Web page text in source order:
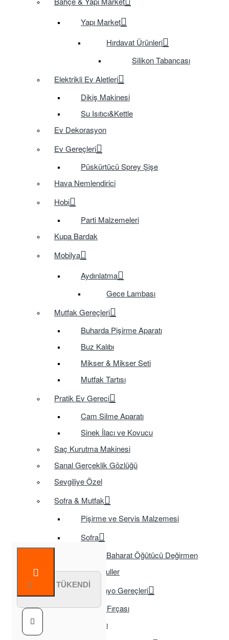
Yapı Market
Hırdavat Ürünleri
Silikon Tabancası
Elektrikli Ev Aletleri
Dikiş Makinesi
Su Isıtıcı&Kettle
Ev Dekorasyon
Ev Gereçleri
Püskürtücü Sprey Şişe
Hava Nemlendirici
Hobi
Parti Malzemeleri
Kupa Bardak
Mobilya
Aydınlatma
Gece Lambası
Mutfak Gereçleri
Buharda Pişirme Aparatı
Buz Kalıbı
Mikser & Mikser Seti
Mutfak Tartısı
Pratik Ev Gereci
Cam Silme Aparatı
Sinek İlacı ve Kovucu
Saç Kurutma Makinesi
Sanal Gerçeklik Gözlüğü
Sevgiliye Özel
Sofra & Mutfak
Pişirme ve Servis Malzemesi
Sofra
Baharat Öğütücü Değirmen
Tasarruflu Ampuller
Temizlik ve Banyo Gereçleri
Tuvalet Fırçası
TV Aksesuarları
STOK TÜKENDİ